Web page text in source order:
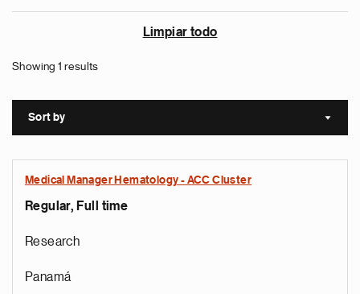
Limpiar todo
Showing 1 results
Sort by Sort
Medical Manager Hematology - ACC Cluster
Regular, Full time
Research
Panamá